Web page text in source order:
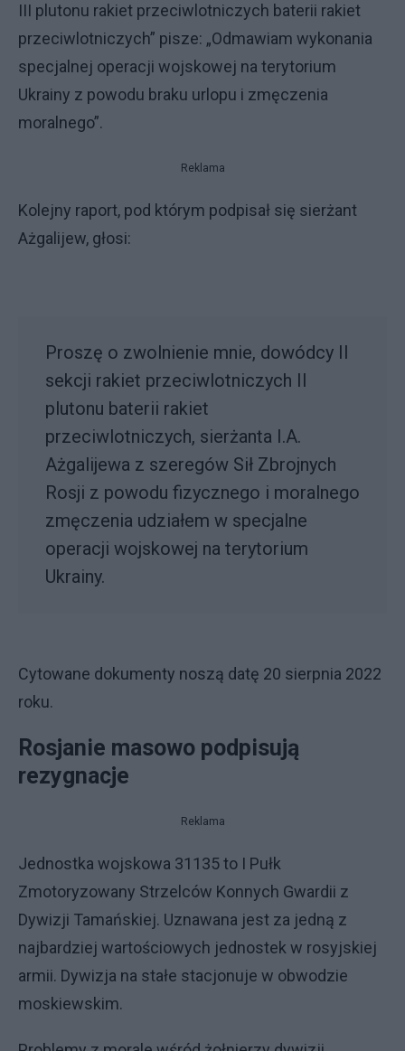
III plutonu rakiet przeciwlotniczych baterii rakiet
przeciwlotniczych” pisze: „Odmawiam wykonania
specjalnej operacji wojskowej na terytorium
Ukrainy z powodu braku urlopu i zmęczenia
moralnego”.
Reklama
Kolejny raport, pod którym podpisał się sierżant
Ażgalijew, głosi:
Proszę o zwolnienie mnie, dowódcy II
sekcji rakiet przeciwlotniczych II
plutonu baterii rakiet
przeciwlotniczych, sierżanta I.A.
Ażgalijewa z szeregów Sił Zbrojnych
Rosji z powodu fizycznego i moralnego
zmęczenia udziałem w specjalne
operacji wojskowej na terytorium
Ukrainy.
Cytowane dokumenty noszą datę 20 sierpnia 2022
roku.
Rosjanie masowo podpisują
rezygnacje
Reklama
Jednostka wojskowa 31135 to I Pułk
Zmotoryzowany Strzelców Konnych Gwardii z
Dywizji Tamańskiej. Uznawana jest za jedną z
najbardziej wartościowych jednostek w rosyjskiej
armii. Dywizja na stałe stacjonuje w obwodzie
moskiewskim.